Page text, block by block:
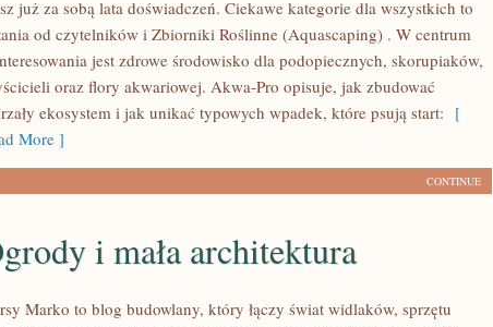
już za sobą lata doświadczeń. Ciekawe kategorie dla wszystkich to
od czytelników i Zbiorniki Roślinne (Aquascaping) . W centrum
jest zdrowe środowisko dla podopiecznych, skorupiaków,
oraz flory akwariowej. Akwa-Pro opisuje, jak zbudować
ekosystem i jak unikać typowych wpadek, które psują start: [
More ]
CONTINUE
i mała architektura
Marko to blog budowlany, który łączy świat widlaków, sprzętu